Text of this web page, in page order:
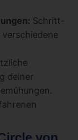
Schritt-
deiner